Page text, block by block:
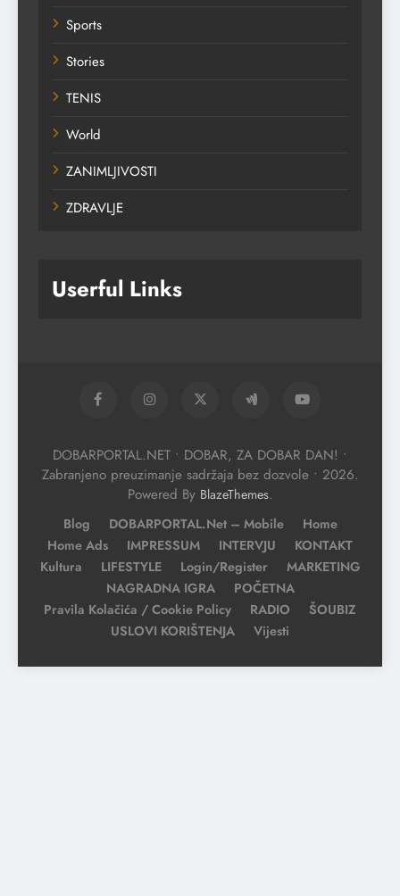
Sports
Stories
TENIS
World
ZANIMLJIVOSTI
ZDRAVLJE
Userful Links
DOBARPORTAL.NET • DOBAR, ZA DOBAR DAN! •
Zabranjeno preuzimanje sadržaja bez dozvole • 2026.
Powered By BlazeThemes.
Blog DOBARPORTAL.net – Mobile
Home
Home Ads
IMPRESSUM INTERVJU
KONTAKT
Kultura
LIFESTYLE Login/Register
MARKETING
NAGRADNA IGRA
POČETNA
Pravila Kolačića / Cookie Policy
RADIO
ŠOUBIZ
USLOVI KORIŠTENJA
Vijesti